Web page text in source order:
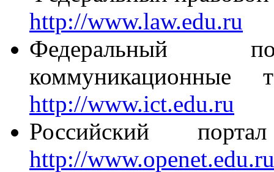
http://www.law.edu.ru
Федеральный
коммуникационные
http://www.ict.edu.ru
Российский
http://www.openet.edu.ru